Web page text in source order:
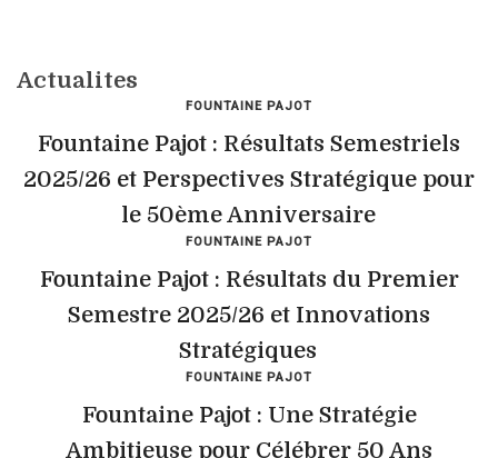
Actualites
FOUNTAINE PAJOT
Fountaine Pajot : Résultats Semestriels
2025/26 et Perspectives Stratégique pour
le 50ème Anniversaire
FOUNTAINE PAJOT
Fountaine Pajot : Résultats du Premier
Semestre 2025/26 et Innovations
Stratégiques
FOUNTAINE PAJOT
Fountaine Pajot : Une Stratégie
Ambitieuse pour Célébrer 50 Ans